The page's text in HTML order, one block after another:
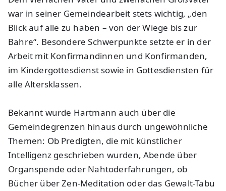
war in seiner Gemeindearbeit stets wichtig, „den
Blick auf alle zu haben – von der Wiege bis zur
Bahre“. Besondere Schwerpunkte setzte er in der
Arbeit mit Konfirmandinnen und Konfirmanden,
im Kindergottesdienst sowie in Gottesdiensten für
alle Altersklassen.
Bekannt wurde Hartmann auch über die
Gemeindegrenzen hinaus durch ungewöhnliche
Themen: Ob Predigten, die mit künstlicher
Intelligenz geschrieben wurden, Abende über
Organspende oder Nahtoderfahrungen, ob
Bücher über Zen-Meditation oder das Gewalt-Tabu